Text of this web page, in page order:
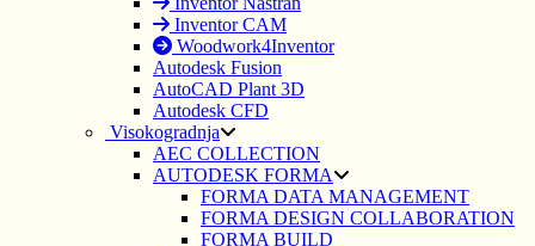
Inventor CAM
Woodwork4Inventor
Autodesk Fusion
AutoCAD Plant 3D
Autodesk CFD
Visokogradnja
AEC COLLECTION
AUTODESK FORMA
FORMA DATA MANAGEMENT
FORMA DESIGN COLLABORATION
FORMA BUILD